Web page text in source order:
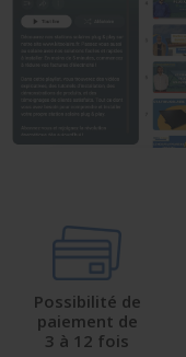
Possibilité de
paiement de
3 à 12 fois